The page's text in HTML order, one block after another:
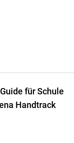
für Schule
Handtrack